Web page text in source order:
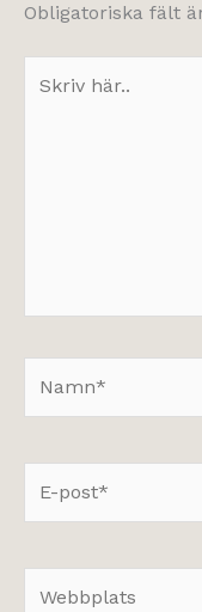
Obligatoriska fält
här..
post*